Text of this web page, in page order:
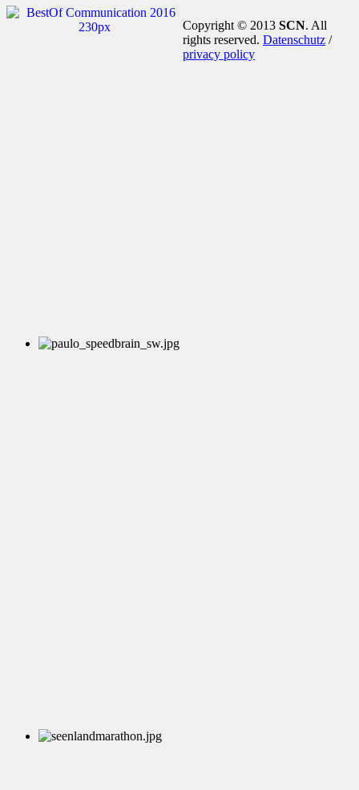
Copyright © 2013 SCN. All
rights reserved. Datenschutz /
privacy policy